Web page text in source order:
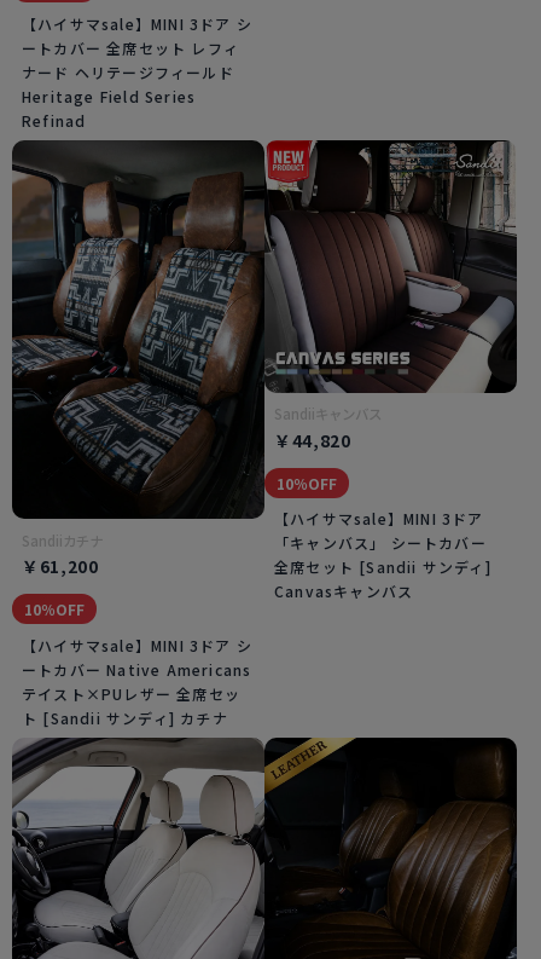
【ハイサマsale】MINI 3ドア シ
ートカバー 全席セット レフィ
ナード ヘリテージフィールド
Heritage Field Series
Refinad
Sandiiカチナ
￥61,200
10％OFF
【ハイサマsale】MINI 3ドア シ
ートカバー Native Americans
テイスト×PUレザー 全席セッ
ト [Sandii サンディ] カチナ
Sandiiキャンバス
￥44,820
10％OFF
【ハイサマsale】MINI 3ドア
「キャンバス」 シートカバー
全席セット [Sandii サンディ]
Canvasキャンバス